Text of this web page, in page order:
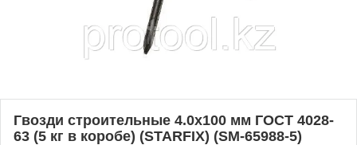
Гвозди строительные 4.0х100 мм ГОСТ 4028-
63 (5 кг в коробе) (STARFIX) (SM-65988-5)